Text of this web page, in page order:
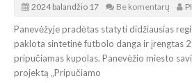
2024 balandžio 17 Be komentarų
Panevėžyje pradėtas statyti didžiausias
paklota sintetinė futbolo danga ir įrengtas
pripučiamas kupolas. Panevėžio miesto
projektą „Pripučiamo